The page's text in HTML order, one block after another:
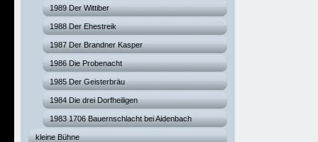
1989 Der Wittiber
1988 Der Ehestreik
1987 Der Brandner Kasper
1986 Die Probenacht
1985 Der Geisterbräu
1984 Die drei Dorfheiligen
1983 1706 Bauernschlacht bei Aidenbach
kleine Bühne